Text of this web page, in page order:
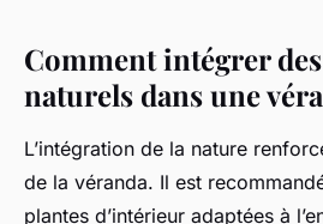
Comment intégrer
naturels dans une
L’intégration de la nature
de la véranda. Il est
plantes d’intérieur adaptées à